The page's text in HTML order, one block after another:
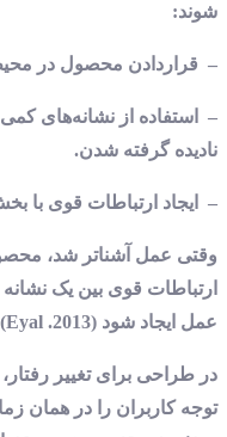
شوند:
– قراردادن محصول در
– استفاده از نشانه‌های
نادیده ‌گرفته ‌شدن.
– ایجاد ارتباطات قوی با
وقتی عمل آشناتر شد،
ارتباطات قوی بین یک
عمل ایجاد شود (2013. Eyal).
در طراحی برای تغییر
توجه کاربران را در همان